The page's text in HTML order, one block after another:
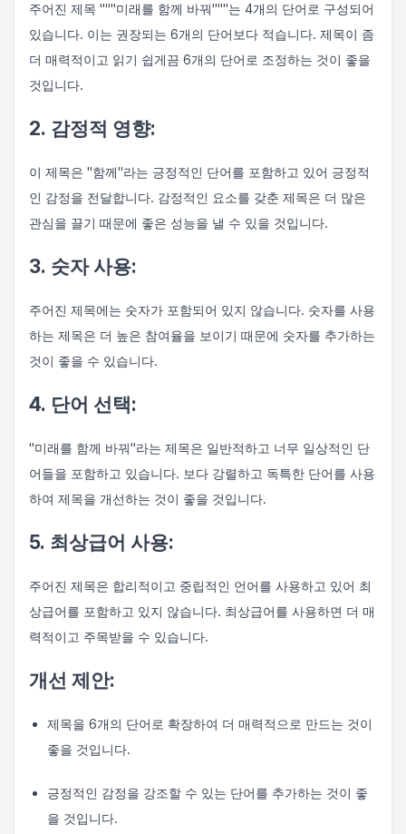
주어진 제목 """미래를 함께 바꿔"""는 4개의 단어로 구성되어
있습니다. 이는 권장되는 6개의 단어보다 적습니다. 제목이 좀
더 매력적이고 읽기 쉽게끔 6개의 단어로 조정하는 것이 좋을
것입니다.
2. 감정적 영향:
이 제목은 "함께"라는 긍정적인 단어를 포함하고 있어 긍정적
인 감정을 전달합니다. 감정적인 요소를 갖춘 제목은 더 많은
관심을 끌기 때문에 좋은 성능을 낼 수 있을 것입니다.
3. 숫자 사용:
주어진 제목에는 숫자가 포함되어 있지 않습니다. 숫자를 사용
하는 제목은 더 높은 참여율을 보이기 때문에 숫자를 추가하는
것이 좋을 수 있습니다.
4. 단어 선택:
"미래를 함께 바꿔"라는 제목은 일반적하고 너무 일상적인 단
어들을 포함하고 있습니다. 보다 강렬하고 독특한 단어를 사용
하여 제목을 개선하는 것이 좋을 것입니다.
5. 최상급어 사용:
주어진 제목은 합리적이고 중립적인 언어를 사용하고 있어 최
상급어를 포함하고 있지 않습니다. 최상급어를 사용하면 더 매
력적이고 주목받을 수 있습니다.
개선 제안:
제목을 6개의 단어로 확장하여 더 매력적으로 만드는 것이
좋을 것입니다.
긍정적인 감정을 강조할 수 있는 단어를 추가하는 것이 좋
을 것입니다.